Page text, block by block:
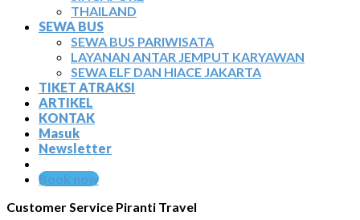
THAILAND
SEWA BUS
SEWA BUS PARIWISATA
LAYANAN ANTAR JEMPUT KARYAWAN
SEWA ELF DAN HIACE JAKARTA
TIKET ATRAKSI
ARTIKEL
KONTAK
Masuk
Newsletter
Book now
Customer Service Piranti Travel